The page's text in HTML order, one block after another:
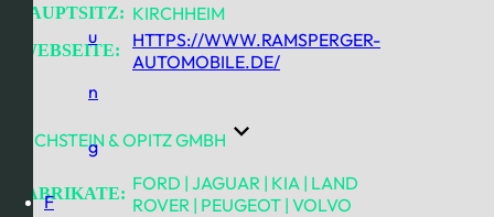
u
n
g
F
HAUPTSITZ: KIRCHHEIM
WEBSEITE:
HTTPS://WWW.RAMSPERGER-
AUTOMOBILE.DE/
REICHSTEIN & OPITZ GMBH
FABRIKATE: FORD | JAGUAR | KIA | LAND
ROVER | PEUGEOT | VOLVO